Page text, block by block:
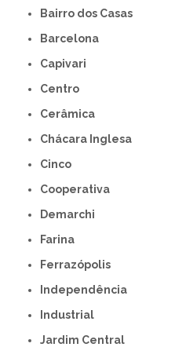
Bairro dos Casas
Barcelona
Capivari
Centro
Cerâmica
Chácara Inglesa
Cinco
Cooperativa
Demarchi
Farina
Ferrazópolis
Independência
Industrial
Jardim Central